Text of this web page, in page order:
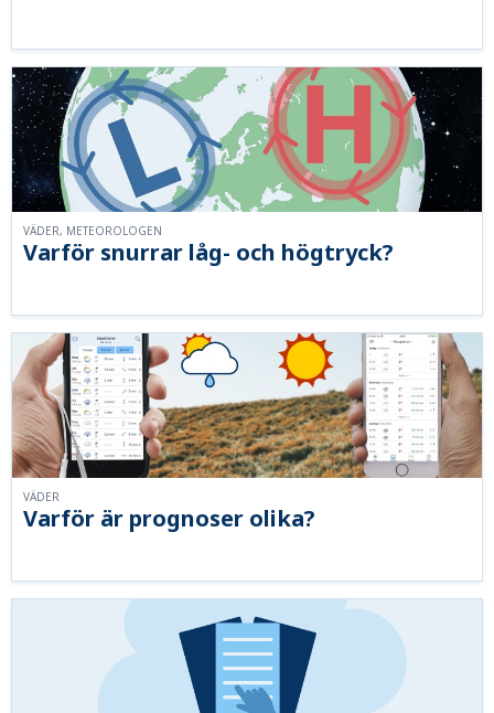
Varför snurrar låg- och högtryck?
VÄDER, METEOROLOGEN
Varför är prognoser olika?
VÄDER